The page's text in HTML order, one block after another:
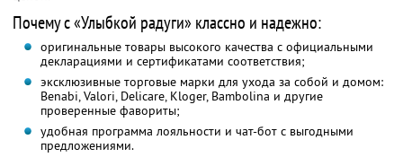
Почему с «Улыбкой радуги» классно и надежно:
оригинальные товары высокого качества с официальными
декларациями и сертификатами соответствия;
эксклюзивные торговые марки для ухода за собой и домом:
Benabi, Valori, Delicare, Kloger, Bambolina и другие
проверенные фавориты;
удобная программа лояльности и чат-бот с выгодными
предложениями.